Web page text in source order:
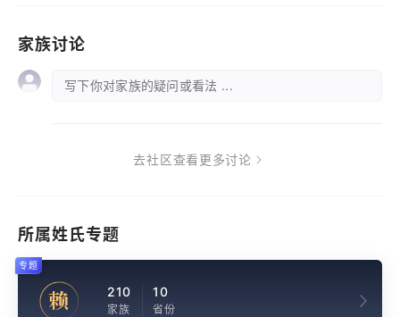
家族讨论
写下你对家族的疑问或看法 ...
去社区查看更多讨论
所属姓氏专题
赖 210
家族
10
省份
专题